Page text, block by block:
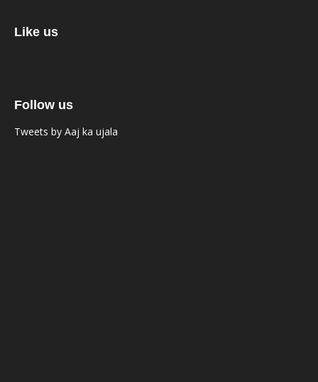
Like us
Follow us
Tweets by Aaj ka ujala